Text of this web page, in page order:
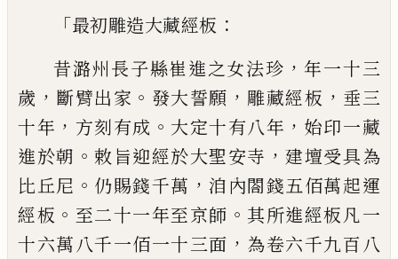
「最初雕造大藏經板 ：
昔潞州長子縣崔進之女法珍 ， 年一十三
歲 ， 斷臂出家 。 發大誓願 ， 雕藏經板 ， 垂三
十年 ， 方刻有成 。 大定十有八年 ， 始印一藏
進於朝 。敕旨迎經於大聖安寺 ，建壇受具為
比丘尼 。 仍賜錢千萬 ， 洎內閤錢五佰萬起運
經板 。 至二十一年至京師 。其所進經板凡一
十六萬八千一佰一十三面 ， 為卷六千九百八